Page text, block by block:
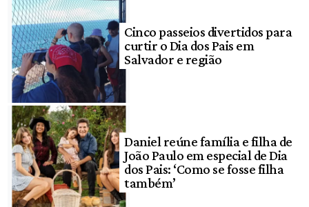
Cinco passeios divertidos para
curtir o Dia dos Pais em
Salvador e região
Daniel reúne família e filha de
João Paulo em especial de Dia
dos Pais: ‘Como se fosse filha
também’